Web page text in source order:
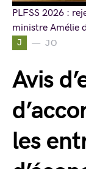
J JO
Avis
les
PLFSS 2026 :
ministre Amélie